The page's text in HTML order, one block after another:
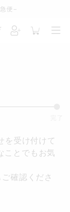
便 −
を受け付けて
ことでもお気
ご確認くださ